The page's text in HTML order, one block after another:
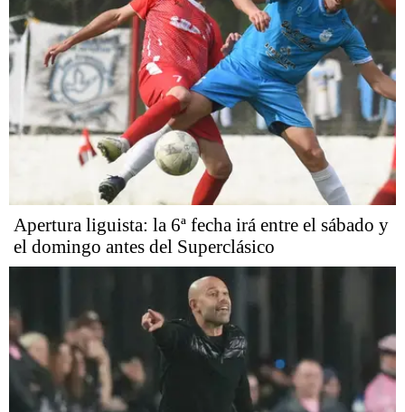
Apertura liguista: la 6ª fecha irá entre el sábado y
el domingo antes del Superclásico